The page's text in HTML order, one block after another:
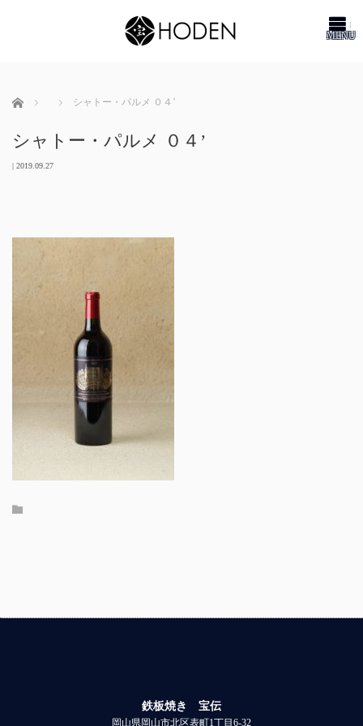
ホーム シャトー・パルメ ０４’
シャトー・パルメ ０４’
| 2019.09.27
鉄板焼き 宝伝
岡山県岡山市北区表町1丁目6-32